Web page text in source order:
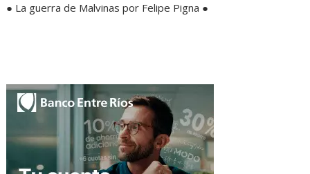
● La guerra de Malvinas por Felipe Pigna ●